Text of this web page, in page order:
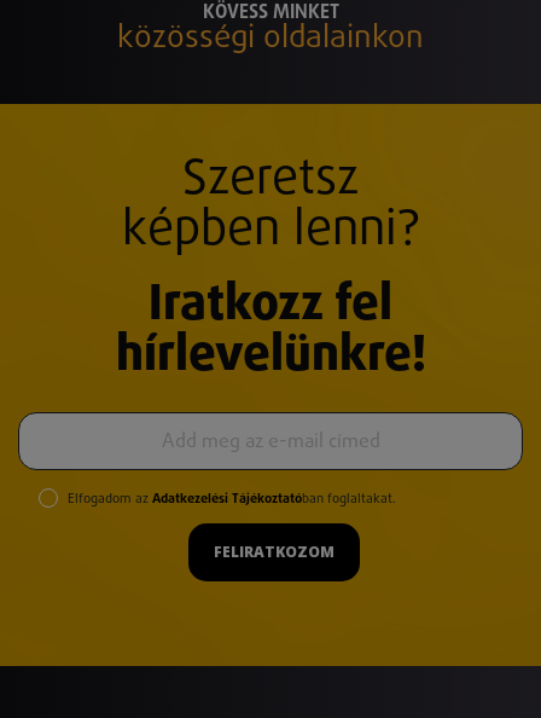
KÖVESS MINKET
közösségi oldalainkon
Szeretsz
képben lenni?
Iratkozz fel
hírlevelünkre!
Elfogadom az Adatkezelési Tájékoztatóban foglaltakat.
FELIRATKOZOM